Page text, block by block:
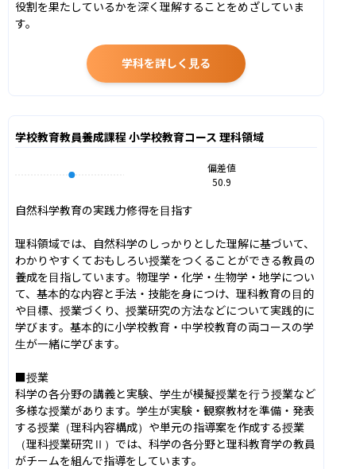
役割を果たしているかを深く理解することをめざしていま
す。
学科を詳しく見る
学校教育教員養成課程 小学校教育コース 理科領域
偏差値
50.9
自然科学教育の実践力修得を目指す
理科領域では、自然科学のしっかりとした理解に基づいて、
わかりやすくておもしろい授業をつくることができる教員の
養成を目指しています。物理学・化学・生物学・地学につい
て、基本的な内容と手法・技能を身につけ、理科教育の目的
や目標、授業づくり、授業研究の方法などについて実践的に
学びます。基本的に小学校教育・中学校教育の両コースの学
生が一緒に学びます。
■授業
科学の各分野の講義と実験、学生が模擬授業を行う授業など
多様な授業があります。学生が実験・観察教材を準備・発表
する授業（理科内容構成）や単元の指導案を作成する授業
（理科授業研究Ⅱ）では、科学の各分野と理科教育学の教員
がチームを組んで指導をしています。